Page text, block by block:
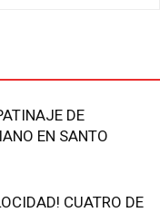
DE
EN SANTO
CUATRO DE